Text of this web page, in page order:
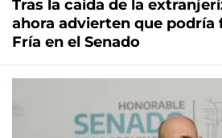
Tras la caída de la
ahora advierten que podría
Fría en el Senado